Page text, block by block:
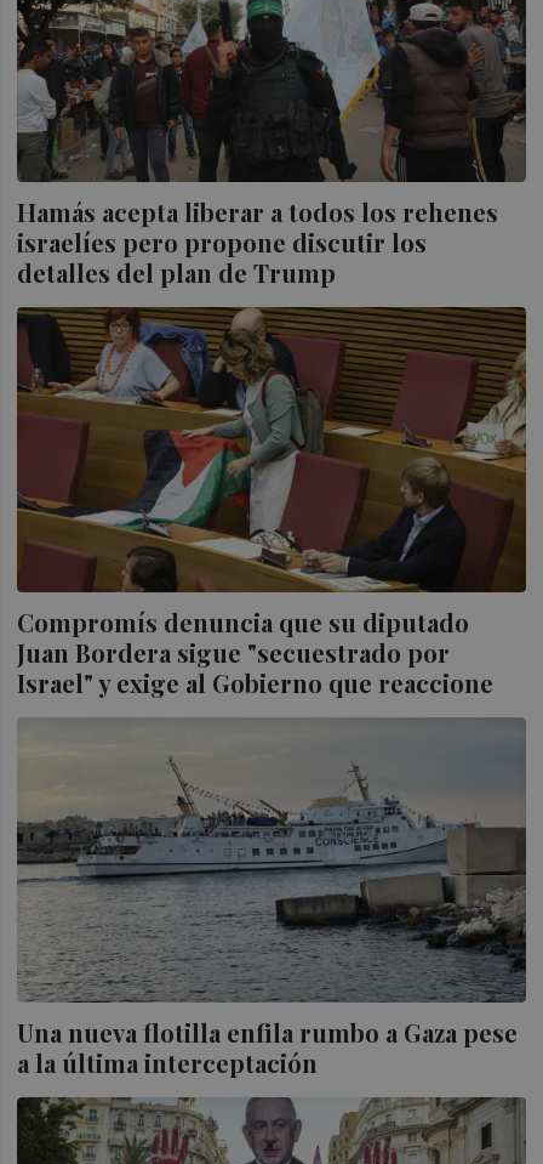
Hamás acepta liberar a todos los rehenes
israelíes pero propone discutir los
detalles del plan de Trump
Compromís denuncia que su diputado
Juan Bordera sigue "secuestrado por
Israel" y exige al Gobierno que reaccione
Una nueva flotilla enfila rumbo a Gaza pese
a la última interceptación